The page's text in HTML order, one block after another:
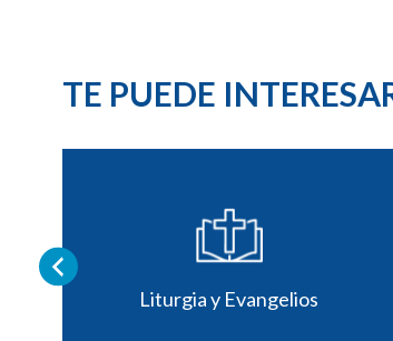
TE PUEDE
Liturgia y Evangelios